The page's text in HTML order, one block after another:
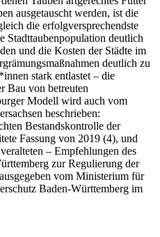
ausgetauscht werden, ist die
die erfolgversprechendste
Stadttaubenpopulation deutlich
und die Kosten der Städte im
deutlich zu
stark entlastet – die
Bau von betreuten
Modell wird auch vom
beschrieben:
Bestandskontrolle der
Fassung von 2019 (4), und
– Empfehlungen des
zur Regulierung der
vom Ministerium für
Baden-Württemberg im